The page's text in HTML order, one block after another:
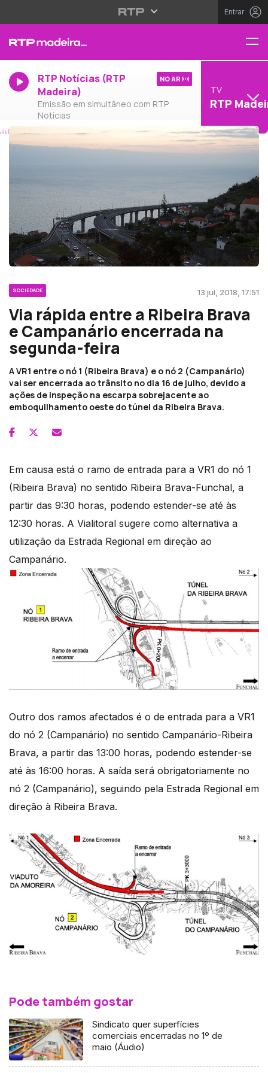
Entrar
RTP Notícias (RTP
Madeira)
Emissão em simultâneo com RTP
Notícias
NO AR
TV
RTP
SOCIEDADE 13 jul, 2018, 17:51
Via rápida entre a Ribeira Brava
e Campanário encerrada na
segunda-feira
A VR1 entre o nó 1 (Ribeira Brava) e o nó 2 (Campanário)
vai ser encerrada ao trânsito no dia 16 de julho, devido a
ações de inspeção na escarpa sobrejacente ao
emboquilhamento oeste do túnel da Ribeira Brava.
Em causa está o ramo de entrada para a VR1 do nó 1
(Ribeira Brava) no sentido Ribeira Brava-Funchal, a
partir das 9:30 horas, podendo estender-se até às
12:30 horas. A Vialitoral sugere como alternativa a
utilização da Estrada Regional em direção ao
Campanário.
Outro dos ramos afectados é o de entrada para a VR1
do nó 2 (Campanário) no sentido Campanário-Ribeira
Brava, a partir das 13:00 horas, podendo estender-se
até às 16:00 horas. A saída será obrigatoriamente no
nó 2 (Campanário), seguindo pela Estrada Regional em
direção à Ribeira Brava.
Pode também gostar
Sindicato quer superfícies
comerciais encerradas no 1º de
maio (Áudio)